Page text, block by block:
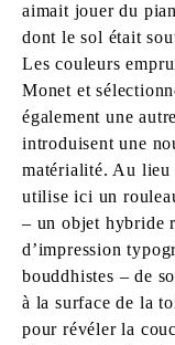
aimait jouer du
dont le sol était
Les couleurs
Monet et
également une
introduisent une
matérialité. Au lieu
utilise ici un
– un objet hybride
d’impression
bouddhistes – de
à la surface de la
pour révéler la